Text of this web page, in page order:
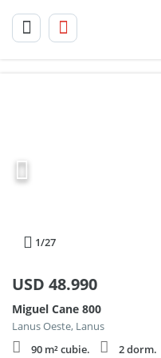
1/27
USD 48.990
Miguel Cane 800
Lanus Oeste, Lanus
90 m² cubie.
2 dorm.